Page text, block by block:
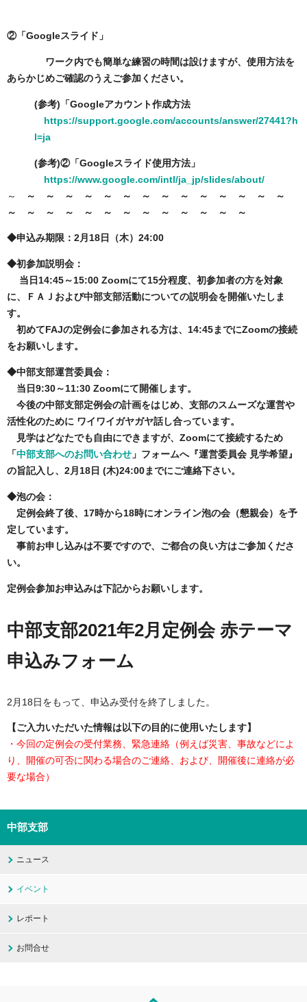
②「Googleスライド」
ワーク内でも簡単な練習の時間は設けますが、使用方法を
あらかじめご確認のうえご参加ください。
(参考)「Googleアカウント作成方法
https://support.google.com/accounts/answer/27441?h
l=ja
(参考)②「Googleスライド使用方法」
https://www.google.com/intl/ja_jp/slides/about/
～
～ ～ ～ ～ ～ ～ ～ ～ ～ ～ ～ ～ ～ ～
～ ～ ～
～ ～ ～ ～ ～ ～ ～ ～ ～ ～
◆申込み期限：2月18日（木）24:00
◆初参加説明会：
当日14:45～15:00 Zoomにて15分程度、初参加者の方を対象
に、ＦＡＪおよび中部支部活動についての説明会を開催いたしま
す。
初めてFAJの定例会に参加される方は、14:45までにZoomの接続
をお願いします。
◆中部支部運営委員会：
当日9:30～11:30 Zoomにて開催します。
今後の中部支部定例会の計画をはじめ、支部のスムーズな運営や
活性化のために ワイワイガヤガヤ話し合っています。
見学はどなたでも自由にできますが、Zoomにて接続するため
「 中部支部へのお問い合わせ 」フォームへ『運営委員会 見学希望』
の旨記入し、2月18日 (木)24:00までにご連絡下さい。
◆泡の会：
定例会終了後、17時から18時にオンライン泡の会（懇親会）を予
定しています。
事前お申し込みは不要ですので、ご都合の良い方はご参加くださ
い。
定例会参加お申込みは下記からお願いします。
中部支部2021年2月定例会 赤テーマ
申込みフォーム
2月18日をもって、申込み受付を終了しました。
【ご入力いただいた情報は以下の目的に使用いたします】
・今回の定例会の受付業務、緊急連絡（例えば災害、事故などによ
り、開催の可否に関わる場合のご連絡、および、開催後に連絡が必
要な場合）
中部支部
ニュース
イベント
レポート
お問合せ